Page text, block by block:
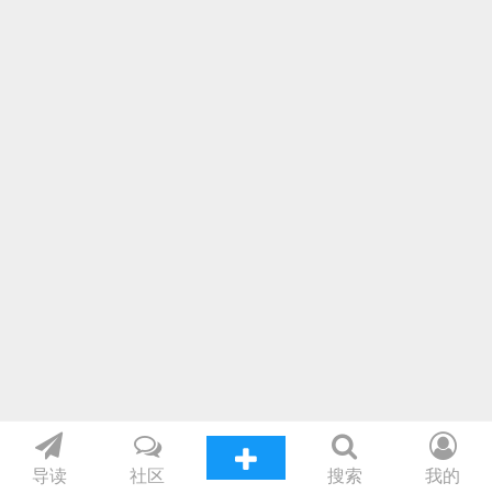
导读 社区 搜索 我的